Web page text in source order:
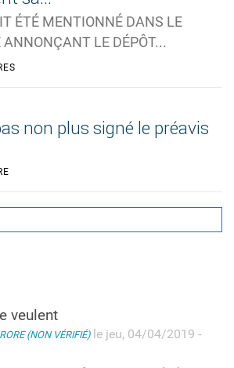
ÉTÉ MENTIONNÉ DANS LE
LE DÉPÔT...
non plus signé le préavis
veulent
(NON VÉRIFIÉ)le jeu, 04/04/2019 -